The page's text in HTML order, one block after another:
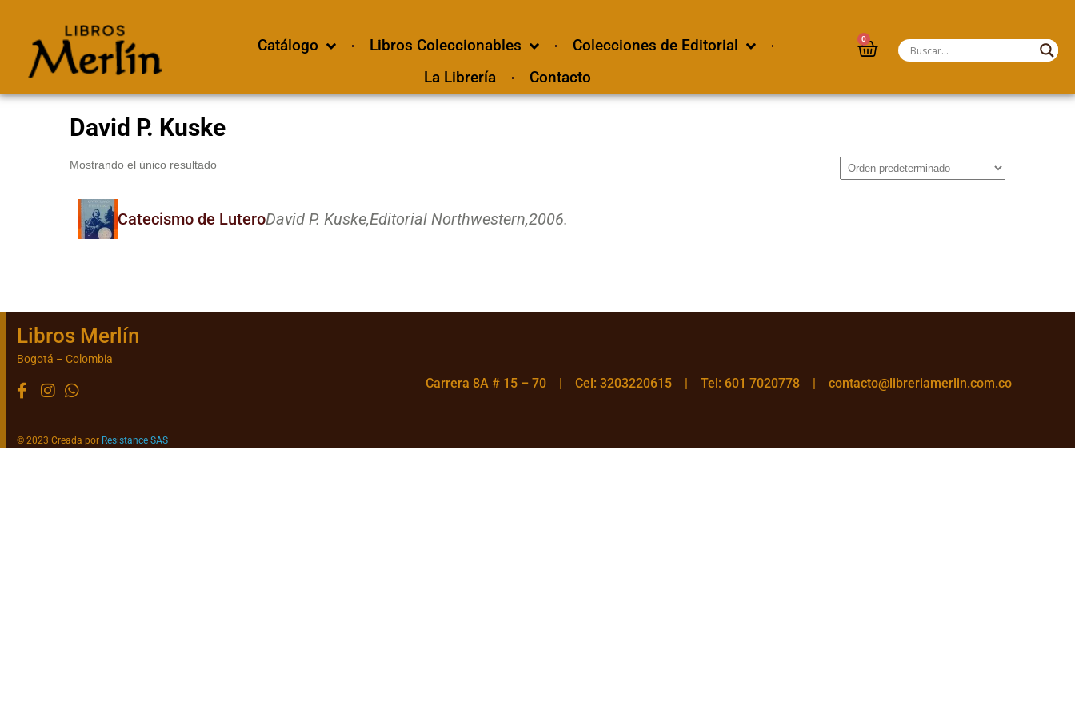
Catálogo Libros Coleccionables
Colecciones de Editorial
La Librería
Contacto
0
David P. Kuske
Mostrando el único resultado
Catecismo de LuteroDavid P. Kuske,Editorial Northwestern,2006.
Libros Merlín
Bogotá – Colombia
© 2023 Creada por Resistance SAS
Carrera 8A # 15 – 70 | Cel: 3203220615 | Tel: 601 7020778 | contacto@libreriamerlin.com.co